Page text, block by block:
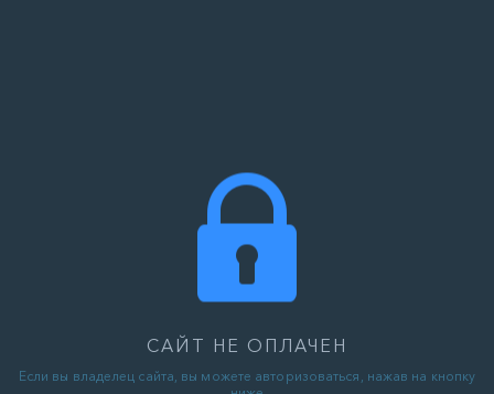
САЙТ НЕ ОПЛАЧЕН
Если вы владелец сайта, вы можете авторизоваться, нажав на кнопку